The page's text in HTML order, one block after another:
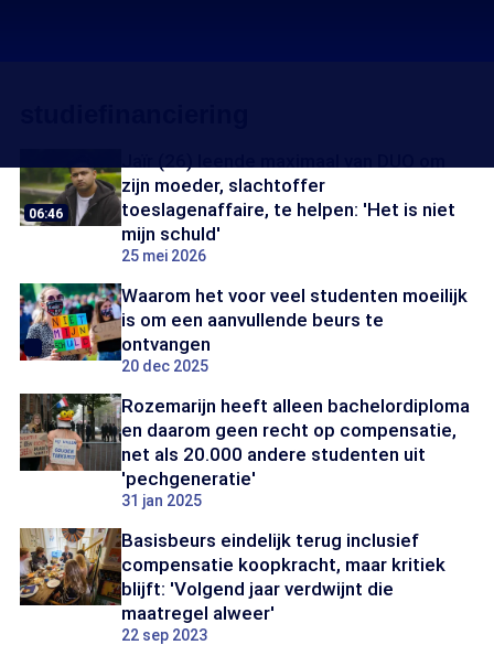
06:46
zijn moeder, slachtoffer
toeslagenaffaire, te helpen: 'Het is niet
mijn schuld'
25 mei 2026
Waarom het voor veel studenten moeilijk
is om een aanvullende beurs te
ontvangen
20 dec 2025
Rozemarijn heeft alleen bachelordiploma
en daarom geen recht op compensatie,
net als 20.000 andere studenten uit
'pechgeneratie'
31 jan 2025
Basisbeurs eindelijk terug inclusief
compensatie koopkracht, maar kritiek
blijft: 'Volgend jaar verdwijnt die
maatregel alweer'
22 sep 2023